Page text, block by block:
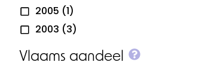
2005 (1)
2003 (3)
Vlaams aandeel More info on